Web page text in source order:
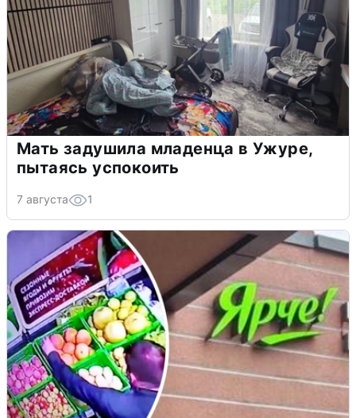
Мать задушила младенца в Ужуре,
пытаясь успокоить
7 августа 1